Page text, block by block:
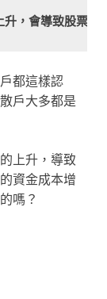
，會導致股票下
都這樣認
戶大多都是
上升，導致
資金成本增
嗎？